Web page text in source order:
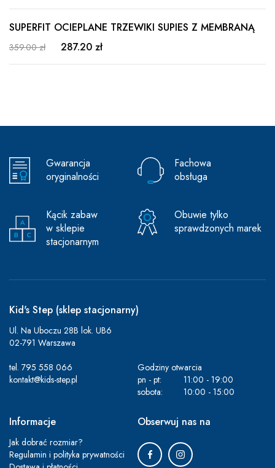
SUPERFIT OCIEPLANE TRZEWIKI SUPIES Z MEMBRANĄ
359.00 zł 287.20 zł
Gwarancja
oryginalności
Fachowa
obsługa
Kącik zabaw
w sklepie
stacjonarnym
Obuwie tylko
sprawdzonych marek
Kid's Step (sklep stacjonarny)
Ul. Na Uboczu 28B lok. UB6
02-791 Warszawa
tel. 795 558 066
kontakt@kids-step.pl
Godziny otwarcia
pn - pt:
11:00 - 19:00
sobota:
10:00 - 15:00
Informacje
Jak dobrać rozmiar?
Regulamin i polityka prywatności
Obserwuj nas na